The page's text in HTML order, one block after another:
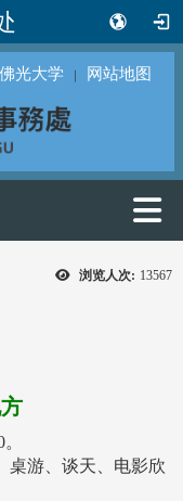
佛光大学 ｜ 网站地图
浏览人次: 13567
游、谈天、电影欣